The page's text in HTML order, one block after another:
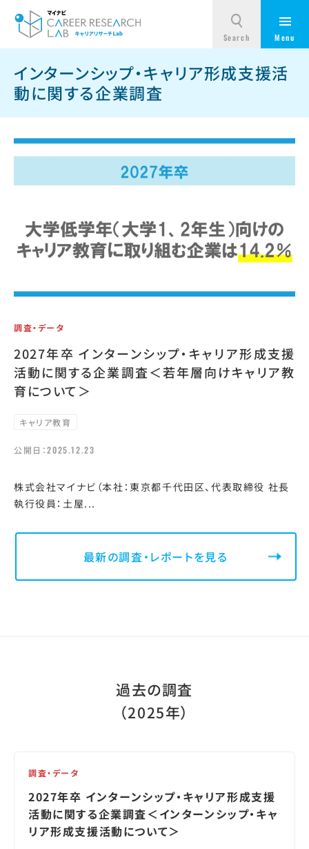
インターンシップ・キャリア形成支援活
動に関する企業調査
調査・データ
2027年卒 インターンシップ・キャリア形成支援
活動に関する企業調査＜若年層向けキャリア教
育について＞
キャリア教育
公開日：2025.12.23
株式会社マイナビ（本社：東京都千代田区、代表取締役 社長
執行役員：土屋...
最新の調査・レポートを見る
過去の調査
（2025年）
調査・データ
2027年卒 インターンシップ・キャリア形成支援
活動に関する企業調査＜インターンシップ・キャ
リア形成支援活動について＞